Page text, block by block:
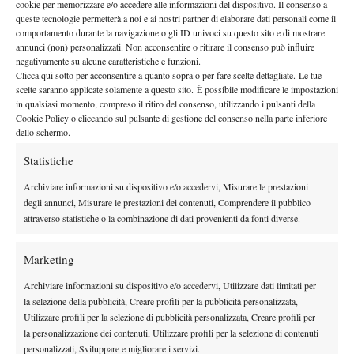
cookie per memorizzare e/o accedere alle informazioni del dispositivo. Il consenso a
queste tecnologie permetterà a noi e ai nostri partner di elaborare dati personali come il
comportamento durante la navigazione o gli ID univoci su questo sito e di mostrare
annunci (non) personalizzati. Non acconsentire o ritirare il consenso può influire
negativamente su alcune caratteristiche e funzioni.
Clicca qui sotto per acconsentire a quanto sopra o per fare scelte dettagliate. Le tue
scelte saranno applicate solamente a questo sito. È possibile modificare le impostazioni
in qualsiasi momento, compreso il ritiro del consenso, utilizzando i pulsanti della
Cookie Policy o cliccando sul pulsante di gestione del consenso nella parte inferiore
dello schermo.
Statistiche
Archiviare informazioni su dispositivo e/o accedervi, Misurare le prestazioni
degli annunci, Misurare le prestazioni dei contenuti, Comprendere il pubblico
attraverso statistiche o la combinazione di dati provenienti da fonti diverse.
Marketing
Archiviare informazioni su dispositivo e/o accedervi, Utilizzare dati limitati per
la selezione della pubblicità, Creare profili per la pubblicità personalizzata,
Utilizzare profili per la selezione di pubblicità personalizzata, Creare profili per
la personalizzazione dei contenuti, Utilizzare profili per la selezione di contenuti
personalizzati, Sviluppare e migliorare i servizi.
Nadal non riesce a trovare il ritmo, mentre Andujar è sempre più
aggressivo e poco falloso. Sul 4-2 arriva un altro break per il
numero 40 del mondo, il quale si aggiudica il primo set col
punteggio di 6-2.
Si vede che Nadal non è in giornata, ma nonostante ciò dimostra
una grande umiltà ed entra in lotta col connazionale. Nel
secondo set deve annullare due palle break pericolosissime prima
set è una vera e propria battaglia, Andujar è sempre brillante
mentre Nadal si aggrappa con tutte le forze alla partita per non
farla sfuggire. Ogni game di servizio del numero 1 è una lotta
mentre i game di servizio di Andujar filano via lisci.
4 palle break. Il settimo game, storicamente decisivo, vede il
maiorchino procurarsi una palla break, che puntualmente sfrutta.
La partita sembra finita, ma non è così, Andujar continua con la
sua tattica aggressiva e opera il controbreak, tutto da rifare.
La battaglia continua, senza però che nessuno riesca a togliere il